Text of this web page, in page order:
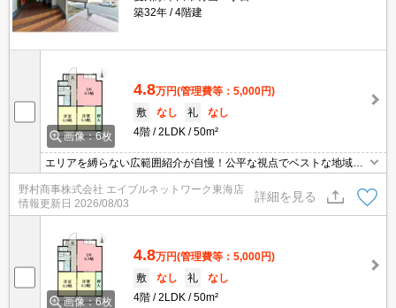
築32年
4階建
画像：6枚
4.8万円(管理費等：5,000円)
敷
なし 礼
なし
4階
2LDK 50m²
エリアを縛らない広範囲紹介が自慢！公平な視点でベストな地域を
ご提案します。現地集合・オンライン対応！
野村商事株式会社 エイブルネットワーク東海店
情報更新日 2026/08/03
詳細を見る
画像：6枚
4.8万円(管理費等：5,000円)
敷
なし 礼
なし
4階
2LDK 50m²